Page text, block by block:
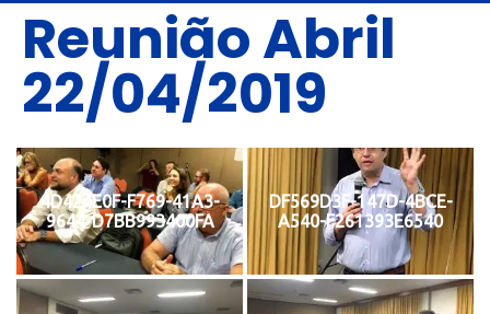
Reunião Abril
22/04/2019
4D424E0F-F769-41A3-
9644-D7BB993400FA
DF569D3F-147D-4BCE-
A540-F261393E6540